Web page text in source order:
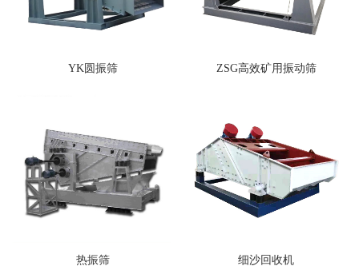
YK圆振筛 ZSG高效矿用振动筛
热振筛 细沙回收机